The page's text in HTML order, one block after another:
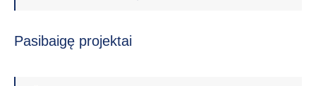
Pasibaigę projektai